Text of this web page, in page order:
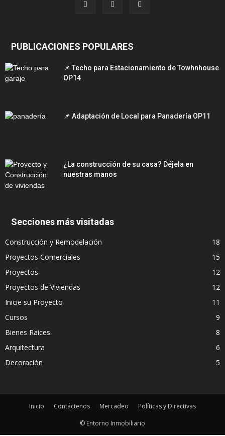
PUBLICACIONES POPULARES
📌 Techo para Estacionamiento de Towhnhouse
OP14
📌 Adaptación de Local para Panadería OP11
¿La construcción de su casa? Déjela en
nuestras manos
Secciones más visitadas
Construcción y Remodelación
18
Proyectos Comerciales
15
Proyectos
12
Proyectos de Viviendas
12
Inicie su Proyecto
11
Cursos
9
Bienes Raices
8
Arquitectura
6
Decoración
5
Inicio Contáctenos Mercadeo
Políticas y Directivas
© Entorno Inmobiliario